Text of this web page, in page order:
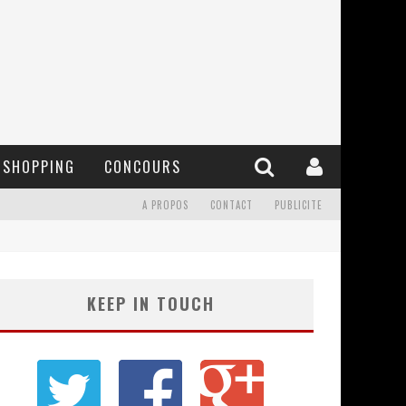
SHOPPING CONCOURS
A PROPOS CONTACT PUBLICITE
KEEP IN TOUCH